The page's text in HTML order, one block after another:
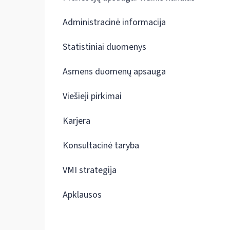
Administracinė informacija
Statistiniai duomenys
Asmens duomenų apsauga
Viešieji pirkimai
Karjera
Konsultacinė taryba
VMI strategija
Apklausos